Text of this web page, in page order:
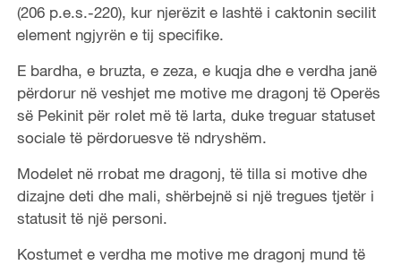
(206 p.e.s.-220), kur njerëzit e lashtë i caktonin secilit
element ngjyrën e tij specifike.
E bardha, e bruzta, e zeza, e kuqja dhe e verdha janë
përdorur në veshjet me motive me dragonj të Operës
së Pekinit për rolet më të larta, duke treguar statuset
sociale të përdoruesve të ndryshëm.
Modelet në rrobat me dragonj, të tilla si motive dhe
dizajne deti dhe mali, shërbejnë si një tregues tjetër i
statusit të një personi.
Kostumet e verdha me motive me dragonj mund të